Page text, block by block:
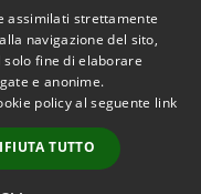
© 2026 • Comune di
• Powered by
•
Accesso
redazione
assimilati strettamente
navigazione del sito,
solo fine di elaborare
e anonime.
policy al seguente link
TUTTO